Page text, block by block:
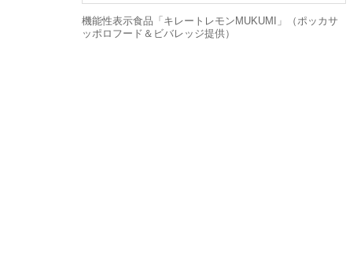
機能性表示食品「キレートレモンMUKUMI」（ポッカサ
ッポロフード＆ビバレッジ提供）